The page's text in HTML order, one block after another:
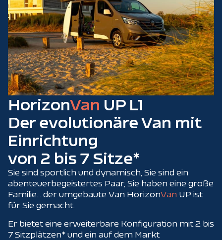
HorizonVan UP L1
Der evolutionäre Van mit
Einrichtung
von 2 bis 7 Sitze*
Sie sind sportlich und dynamisch, Sie sind ein
abenteuerbegeistertes Paar, Sie haben eine große
Familie... der umgebaute Van HorizonVan UP ist
für Sie gemacht.
Er bietet eine erweiterbare Konfiguration mit 2 bis
7 Sitzplätzen* und ein auf dem Markt